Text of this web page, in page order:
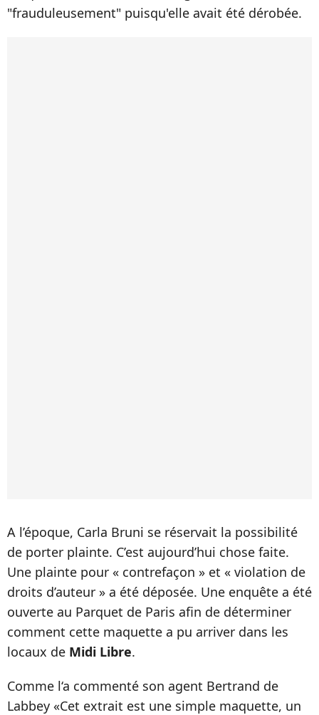
"frauduleusement" puisqu'elle avait été dérobée.
A l’époque, Carla Bruni se réservait la possibilité
de porter plainte. C’est aujourd’hui chose faite.
Une plainte pour « contrefaçon » et « violation de
droits d’auteur » a été déposée. Une enquête a été
ouverte au Parquet de Paris afin de déterminer
comment cette maquette a pu arriver dans les
locaux de Midi Libre.
Comme l‘a commenté son agent Bertrand de
Labbey «Cet extrait est une simple maquette, un